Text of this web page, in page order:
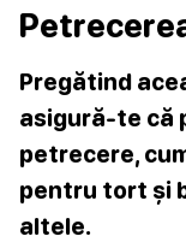
Pregătind
asigură-te că
petrecere,
pentru tort și
altele.